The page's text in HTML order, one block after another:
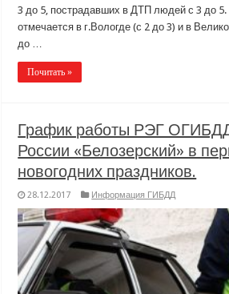
3 до 5, пострадавших в ДТП людей с 3 до 5.
отмечается в г.Вологде (с 2 до 3) и в
до …
Почитать »
График работы РЭГ
России «Белозерский» в
новогодних праздников.
28.12.2017 Информация ГИБДД